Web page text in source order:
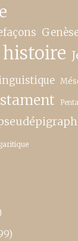
histoire